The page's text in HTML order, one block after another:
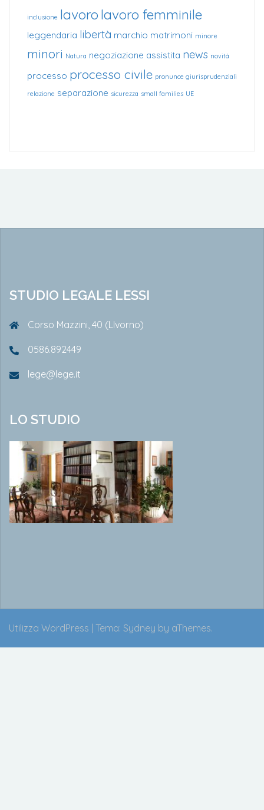
inclusione lavoro lavoro femminile
leggendaria libertà marchio matrimoni minore
minori Natura negoziazione assistita news novità
processo processo civile pronunce giurisprudenziali
relazione separazione sicurezza small families UE
STUDIO LEGALE LESSI
Corso Mazzini, 40 (LIvorno)
0586.892449
lege@lege.it
LO STUDIO
Utilizza WordPress | Tema: Sydney by aThemes.